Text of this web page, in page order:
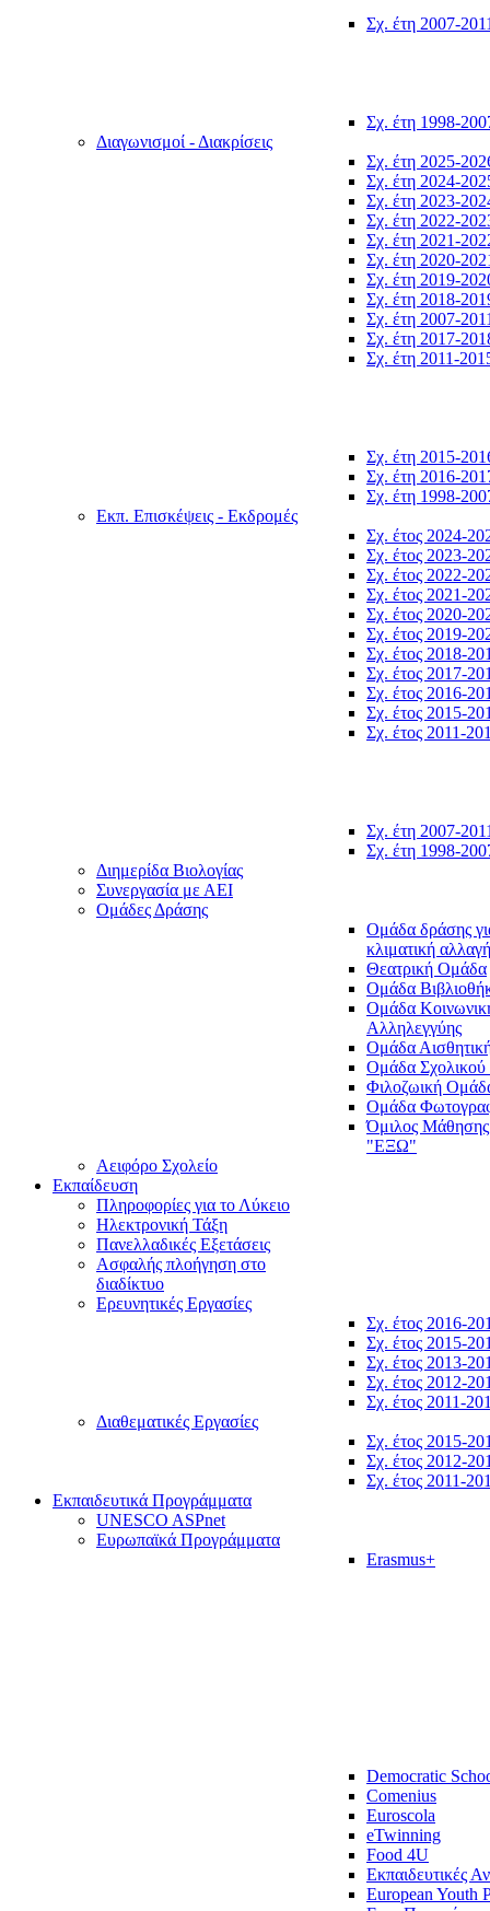
Σχ. έτη 2007-
Σχ. έτη 1998-
Διαγωνισμοί - Διακρίσεις
Σχ. έτη 2025-
Σχ. έτη 2024-
Σχ. έτη 2023-
Σχ. έτη 2022-
Σχ. έτη 2021-
Σχ. έτη 2020-
Σχ. έτη 2019-
Σχ. έτη 2018-
Σχ. έτη 2007-
Σχ. έτη 2017-
Σχ. έτη 2011-
Σχ. έτη 2015-
Σχ. έτη 2016-
Σχ. έτη 1998-
Εκπ. Επισκέψεις - Εκδρομές
Σχ. έτος 2024-
Σχ. έτος 2023-
Σχ. έτος 2022-
Σχ. έτος 2021-
Σχ. έτος 2020-
Σχ. έτος 2019-
Σχ. έτος 2018-
Σχ. έτος 2017-
Σχ. έτος 2016-
Σχ. έτος 2015-
Σχ. έτος 2011-
Σχ. έτη 2007-
Σχ. έτη 1998-
Διημερίδα Βιολογίας
Συνεργασία με ΑΕΙ
Ομάδες Δράσης
Ομάδα δράσης
κλιματική αλλαγή
Θεατρική Ομάδα
Ομάδα
Ομάδα
Αλληλεγγύης
Ομάδα
Ομάδα
Φιλοζωική
Ομάδα
Όμιλος Μάθησης
"ΕΞΩ"
Αειφόρο Σχολείο
Εκπαίδευση
Πληροφορίες για το Λύκειο
Ηλεκτρονική Τάξη
Πανελλαδικές Εξετάσεις
Ασφαλής πλοήγηση στο
διαδίκτυο
Ερευνητικές Εργασίες
Σχ. έτος 2016-
Σχ. έτος 2015-
Σχ. έτος 2013-
Σχ. έτος 2012-
Σχ. έτος 2011-
Διαθεματικές Εργασίες
Σχ. έτος 2015-
Σχ. έτος 2012-
Σχ. έτος 2011-
Εκπαιδευτικά Προγράμματα
UNESCO ASPnet
Ευρωπαϊκά Προγράμματα
Erasmus+
Democratic
Comenius
Euroscola
eTwinning
Food 4U
Εκπαιδευτικές
European Youth